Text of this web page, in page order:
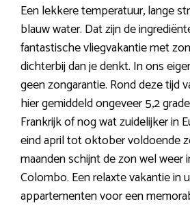
Een lekkere temperatuur, lange
blauw water. Dat zijn de
fantastische vliegvakantie met
dichterbij dan je denkt. In ons
geen zongarantie. Rond deze tijd
hier gemiddeld ongeveer 5,2
Frankrijk of nog wat zuidelijker in
eind april tot oktober voldoende
maanden schijnt de zon wel weer
Colombo. Een relaxte vakantie in
appartementen voor een